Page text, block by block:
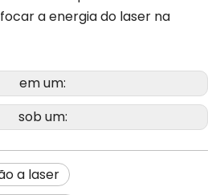
a energia do laser na
em um:
sob um:
a laser